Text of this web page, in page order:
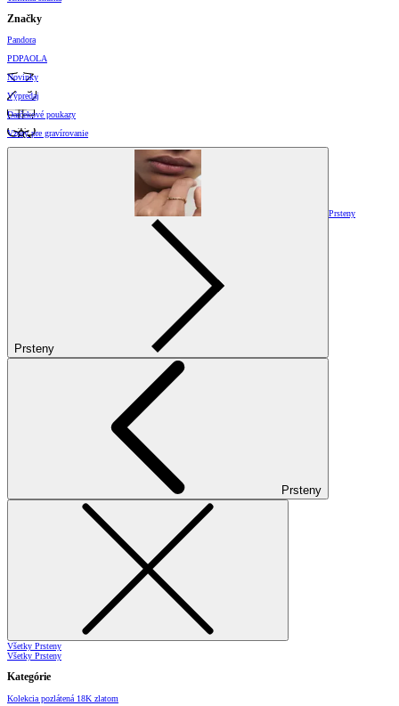
Značky
Pandora
PDPAOLA
Novinky
Výpredaj
Darčekové poukazy
Vzory pre gravírovanie
Prsteny
Prsteny
Prsteny
Všetky Prsteny
Všetky Prsteny
Kategórie
Kolekcia pozlátená 18K zlatom